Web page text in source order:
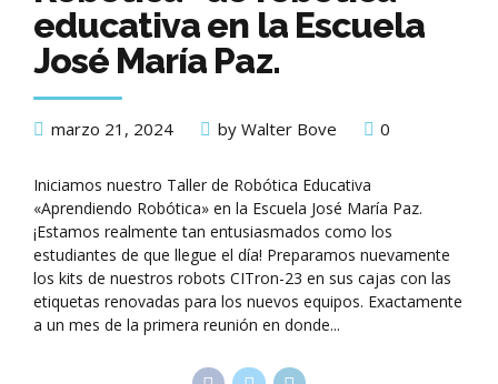
educativa en la Escuela
José María Paz.
marzo 21, 2024 by Walter Bove 0
Iniciamos nuestro Taller de Robótica Educativa
«Aprendiendo Robótica» en la Escuela José María Paz.
¡Estamos realmente tan entusiasmados como los
estudiantes de que llegue el día! Preparamos nuevamente
los kits de nuestros robots CITron-23 en sus cajas con las
etiquetas renovadas para los nuevos equipos. Exactamente
a un mes de la primera reunión en donde...